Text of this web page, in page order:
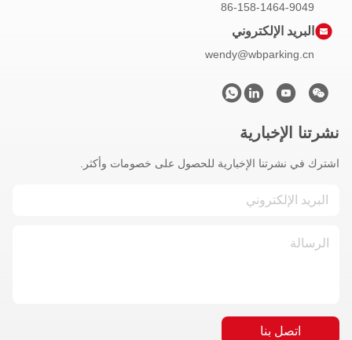
86-158-1464-9049
البريد الإلكتروني
wendy@wbparking.cn
نشرتنا الإخبارية
اشترك في نشرتنا الإخبارية للحصول على خصومات وأكثر.
اتصل بنا